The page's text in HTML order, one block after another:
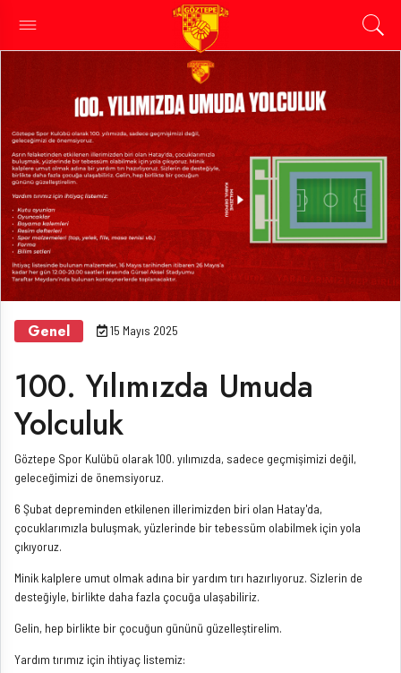
Genel 15 Mayıs 2025
100. Yılımızda Umuda
Yolculuk
Göztepe Spor Kulübü olarak 100. yılımızda, sadece geçmişimizi değil,
geleceğimizi de önemsiyoruz.
6 Şubat depreminden etkilenen illerimizden biri olan Hatay'da,
çocuklarımızla buluşmak, yüzlerinde bir tebessüm olabilmek için yola
çıkıyoruz.
Minik kalplere umut olmak adına bir yardım tırı hazırlıyoruz. Sizlerin de
desteğiyle, birlikte daha fazla çocuğa ulaşabiliriz.
Gelin, hep birlikte bir çocuğun gününü güzelleştirelim.
Yardım tırımız için ihtiyaç listemiz: